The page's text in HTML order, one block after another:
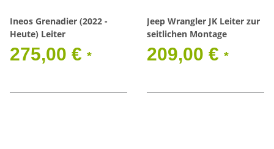
Ineos Grenadier (2022 -
Heute) Leiter
275,00 € *
Jeep Wrangler JK Leiter zur
seitlichen Montage
209,00 € *